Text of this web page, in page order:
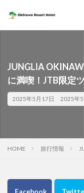
JUNGLIA
に満喫！JTB限定
2025年5月17日 2025年
HOME 旅行情報